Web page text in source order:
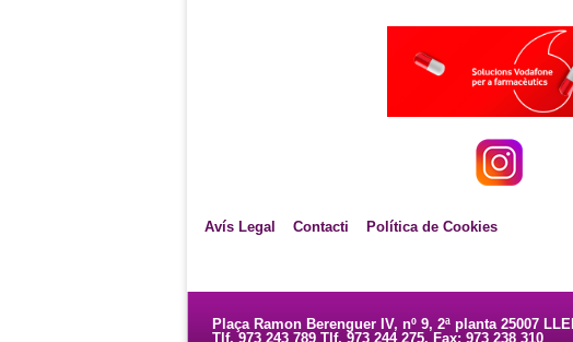
Avís Legal Contacti Política de Cookies
Plaça Ramon Berenguer IV, nº 9, 2ª planta 25007
Tlf. 973 243 789 Tlf. 973 244 275. Fax: 973 238 310